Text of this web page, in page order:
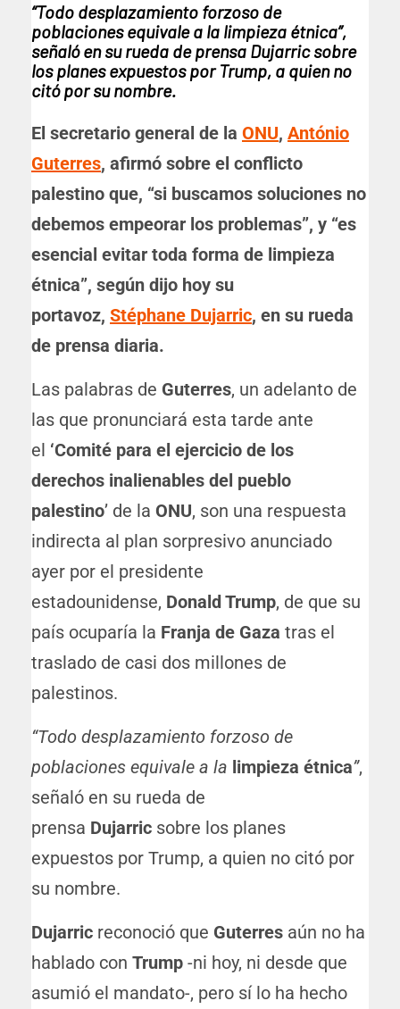
“Todo desplazamiento forzoso de
poblaciones equivale a la limpieza étnica”,
señaló en su rueda de prensa Dujarric sobre
los planes expuestos por Trump, a quien no
citó por su nombre.
El secretario general de la ONU, António
Guterres, afirmó sobre el conflicto
palestino que, “si buscamos soluciones no
debemos empeorar los problemas”, y “es
esencial evitar toda forma de limpieza
étnica”, según dijo hoy su
portavoz, Stéphane Dujarric, en su rueda
de prensa diaria.
Las palabras de Guterres, un adelanto de
las que pronunciará esta tarde ante
el ‘Comité para el ejercicio de los
derechos inalienables del pueblo
palestino’ de la ONU, son una respuesta
indirecta al plan sorpresivo anunciado
ayer por el presidente
estadounidense, Donald Trump, de que su
país ocuparía la Franja de Gaza tras el
traslado de casi dos millones de
palestinos.
“Todo desplazamiento forzoso de
poblaciones equivale a la limpieza étnica”,
señaló en su rueda de
prensa Dujarric sobre los planes
expuestos por Trump, a quien no citó por
su nombre.
Dujarric reconoció que Guterres aún no ha
hablado con Trump -ni hoy, ni desde que
asumió el mandato-, pero sí lo ha hecho